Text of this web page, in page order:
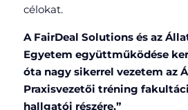
célokat.
A FairDeal Solutions és az
Egyetem együttműködése
óta nagy sikerrel vezetem az
Praxisvezetői tréning
hallgatói részére.”